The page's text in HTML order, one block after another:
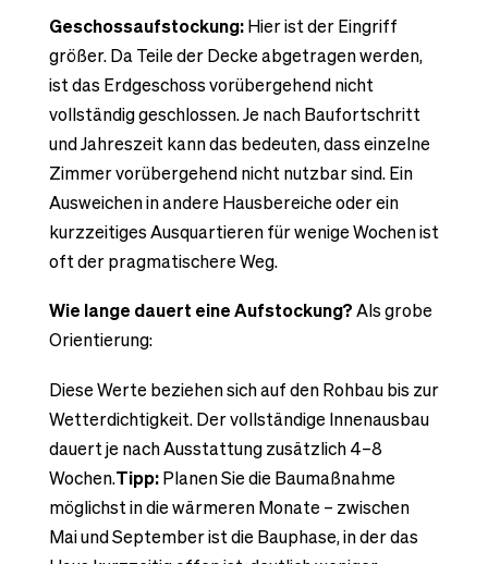
Geschossaufstockung:Hier ist der Eingriff
größer. Da Teile der Decke abgetragen werden,
ist das Erdgeschoss vorübergehend nicht
vollständig geschlossen. Je nach Baufortschritt
und Jahreszeit kann das bedeuten, dass einzelne
Zimmer vorübergehend nicht nutzbar sind. Ein
Ausweichen in andere Hausbereiche oder ein
kurzzeitiges Ausquartieren für wenige Wochen ist
oft der pragmatischere Weg.
Wie lange dauert eine Aufstockung?Als grobe
Orientierung:
Diese Werte beziehen sich auf den Rohbau bis zur
Wetterdichtigkeit. Der vollständige Innenausbau
dauert je nach Ausstattung zusätzlich 4–8
Wochen.Tipp:Planen Sie die Baumaßnahme
möglichst in die wärmeren Monate – zwischen
Mai und September ist die Bauphase, in der das